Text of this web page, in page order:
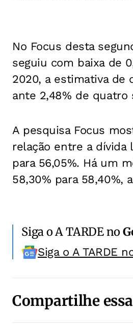
No Focus desta
seguiu com baixa de
2020, a estimativa de
ante 2,48% de quatro
A pesquisa Focus
relação entre a dívida
para 56,05%. Há um
58,30% para 58,40%,
Siga o A TARDE no
Siga o A TARDE
Compartilhe